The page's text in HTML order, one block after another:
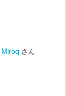
Miroq さん